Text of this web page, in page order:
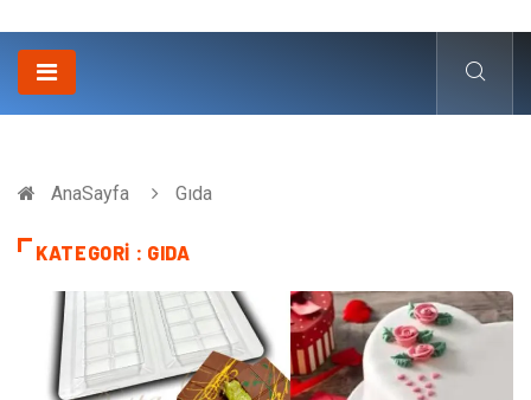
AnaSayfa Gıda
KATEGORI : GIDA